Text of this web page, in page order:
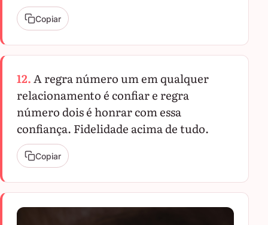
Copiar
12.A regra número um em qualquer
relacionamento é confiar e regra
número dois é honrar com essa
confiança. Fidelidade acima de tudo.
Copiar